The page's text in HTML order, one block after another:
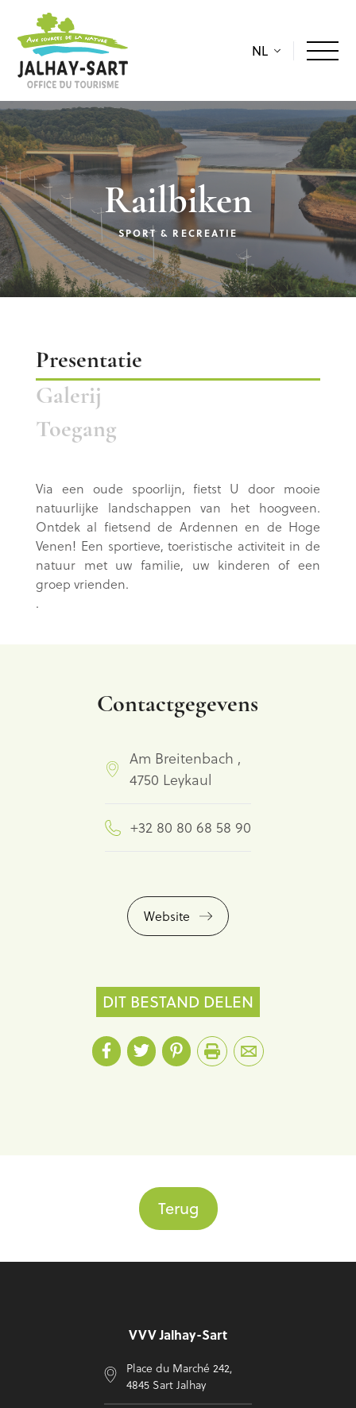
NL
Railbiken
SPORT & RECREATIE
Presentatie
Galerij
Toegang
Via een oude spoorlijn, fietst U door mooie
natuurlijke landschappen van het hoogveen.
Ontdek al fietsend de Ardennen en de Hoge
Venen! Een sportieve, toeristische activiteit in de
natuur met uw familie, uw kinderen of een
groep vrienden.
.
Contactgegevens
Am Breitenbach ,
4750 Leykaul
+32 80 80 68 58 90
Website
DIT BESTAND DELEN
Terug
VVV Jalhay-Sart
Place du Marché 242,
4845 Sart Jalhay